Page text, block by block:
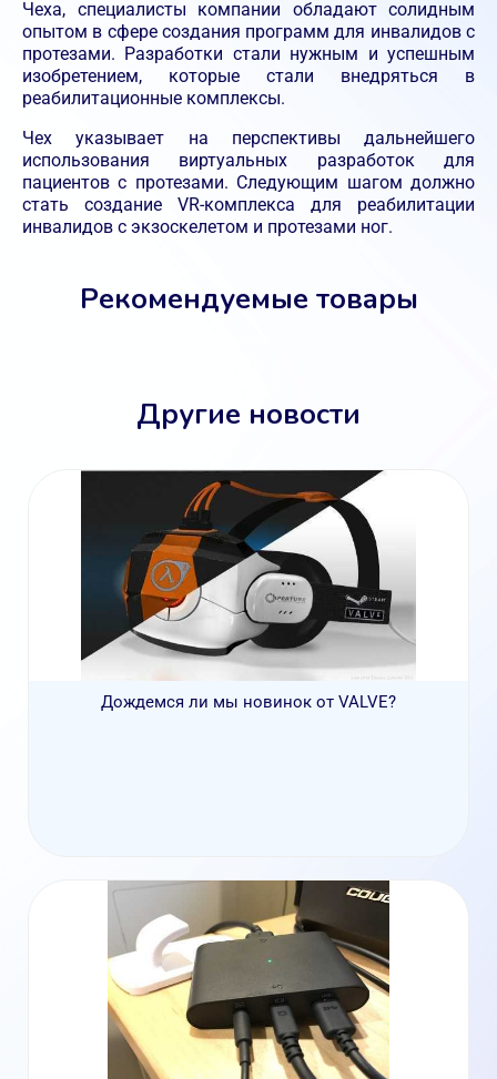
Чеха, специалисты компании обладают солидным
опытом в сфере создания программ для инвалидов с
протезами. Разработки стали нужным и успешным
изобретением, которые стали внедряться в
реабилитационные комплексы.
Чех указывает на перспективы дальнейшего
использования виртуальных разработок для
пациентов с протезами. Следующим шагом должно
стать создание VR-комплекса для реабилитации
инвалидов с экзоскелетом и протезами ног.
Рекомендуемые товары
Другие новости
Дождемся ли мы новинок от VALVE?